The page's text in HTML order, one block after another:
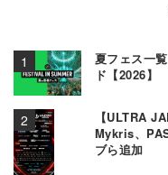
夏フェス一
ド【2026】
【ULTRA
Mykris、
ブら追加